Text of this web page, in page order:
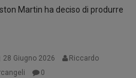
Martin ha deciso di produrre
28 Giugno 2026
Riccardo
0